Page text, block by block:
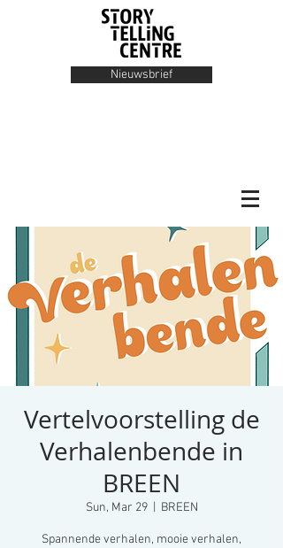
Nieuwsbrief
Vertelvoorstelling de
Verhalenbende in
BREEN
Sun, Mar 29
  |
BREEN
Spannende verhalen, mooie verhalen,